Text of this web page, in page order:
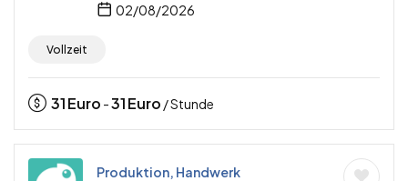
02/08/2026
Vollzeit
31Euro -31Euro / Stunde
Produktion, Handwerk